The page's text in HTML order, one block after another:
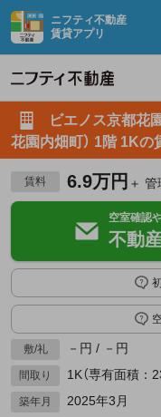
ニフティ不動産
賃貸アプリ
ビエノス京都花
花園内畑町） 1階 1Kの
賃料 6.9万円 ＋
空室確認
不動
敷/礼 －円 / －円
間取り 1K（専有面積：
築年月 2025年3月